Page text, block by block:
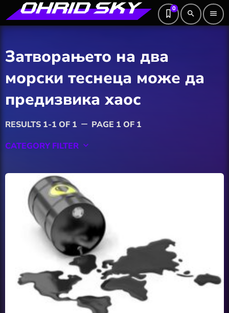
0
search menu
Затворањето на два
морски теснеца може да
предизвика хаос
RESULTS 1-1 OF 1 remove PAGE 1 OF 1
CATEGORY FILTER keyboard_arrow_down
Hobby
Software
Wellness
АвтоКлуб
trending_flat